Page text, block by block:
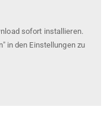
sofort installieren.
in den Einstellungen zu